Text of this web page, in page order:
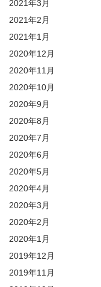
2021年3月
2021年2月
2021年1月
2020年12月
2020年11月
2020年10月
2020年9月
2020年8月
2020年7月
2020年6月
2020年5月
2020年4月
2020年3月
2020年2月
2020年1月
2019年12月
2019年11月